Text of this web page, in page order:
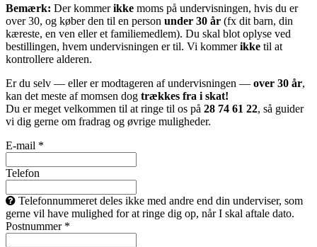
Bemærk: Der kommerikke moms på undervisningen, hvis du er
over 30, og køber den til en person under 30 år (fx dit barn, din
kæreste, en ven eller et familiemedlem). Du skal blot oplyse ved
bestillingen, hvem undervisningen er til. Vi kommerikke til at
kontrollere alderen.
Er du selv — eller er modtageren af undervisningen — over 30 år,
kan det meste af momsen dog trækkes fra i skat!
Du er meget velkommen til at ringe til os på 28 74 61 22, så guider
vi dig gerne om fradrag og øvrige muligheder.
E-mail *
Telefon
Telefonnummeret deles ikke med andre end din underviser, som
gerne vil have mulighed for at ringe dig op, når I skal aftale dato.
Postnummer *